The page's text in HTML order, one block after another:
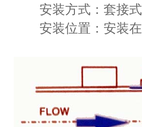
安装方式：套接式
安装位置：安装在